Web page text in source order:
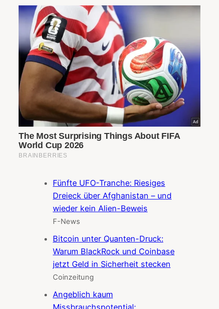
Fünfte UFO-Tranche: Riesiges
Dreieck über Afghanistan – und
wieder kein Alien-Beweis
F-News
Bitcoin unter Quanten-Druck:
Warum BlackRock und Coinbase
jetzt Geld in Sicherheit stecken
Coinzeitung
Angeblich kaum
Missbrauchspotential: